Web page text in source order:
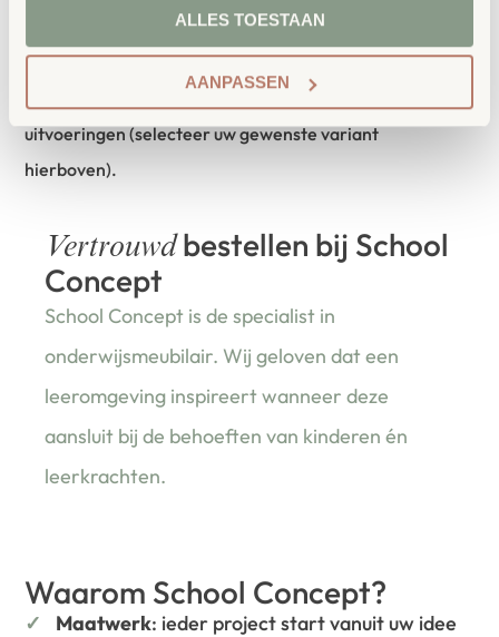
ALLES TOESTAAN
AANPASSEN
werken dankzij de meegeleverde accessoires.
Verkrijgbaar in verschillende afmetingen en
uitvoeringen (selecteer uw gewenste variant
hierboven).
Vertrouwdbestellen bij School
Concept
School Concept is de specialist in
onderwijsmeubilair. Wij geloven dat een
leeromgeving inspireert wanneer deze
aansluit bij de behoeften van kinderen én
leerkrachten.
Waarom School Concept?
Maatwerk: ieder project start vanuit uw idee